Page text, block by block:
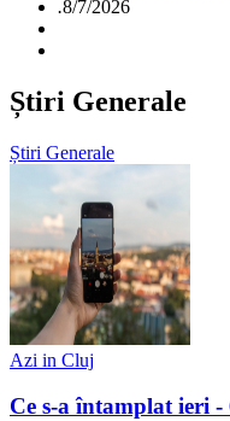
.8/7/2026
Știri Generale
Știri Generale
Azi in Cluj
Ce s-a întamplat ieri